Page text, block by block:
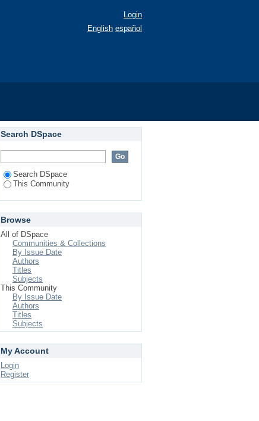
Login
English español
Search DSpace
Search DSpace
This Community
Browse
All of DSpace
Communities & Collections
By Issue Date
Authors
Titles
Subjects
This Community
By Issue Date
Authors
Titles
Subjects
My Account
Login
Register